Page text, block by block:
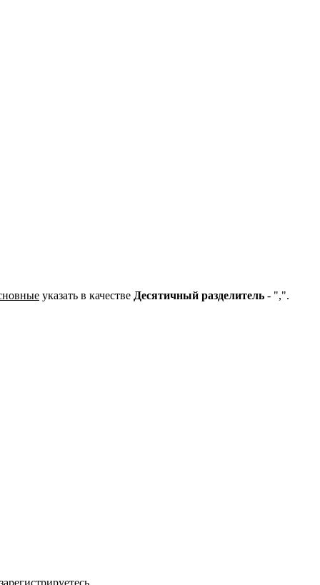
указать в качестве Десятичный разделитель - ",".